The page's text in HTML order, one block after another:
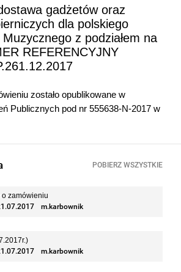
gadżetów oraz
dla polskiego
z podziałem na
REFERENCYJNY
zostało opublikowane w
Publicznych pod nr 555638-N-2017 w
POBIERZ WSZYSTKIE
o zamówieniu
m.karbownik
m.karbownik